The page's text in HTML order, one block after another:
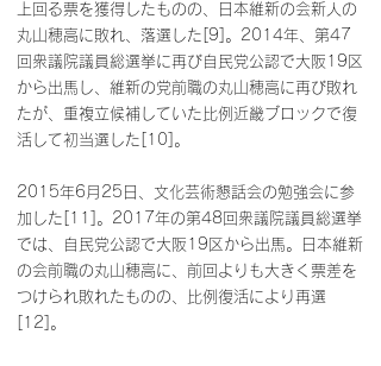
上回る票を獲得したものの、日本維新の会新人の
丸山穂高に敗れ、落選した[9]。2014年、第47
回衆議院議員総選挙に再び自民党公認で大阪19区
から出馬し、維新の党前職の丸山穂高に再び敗れ
たが、重複立候補していた比例近畿ブロックで復
活して初当選した[10]。
2015年6月25日、文化芸術懇話会の勉強会に参
加した[11]。2017年の第48回衆議院議員総選挙
では、自民党公認で大阪19区から出馬。日本維新
の会前職の丸山穂高に、前回よりも大きく票差を
つけられ敗れたものの、比例復活により再選
[12]。